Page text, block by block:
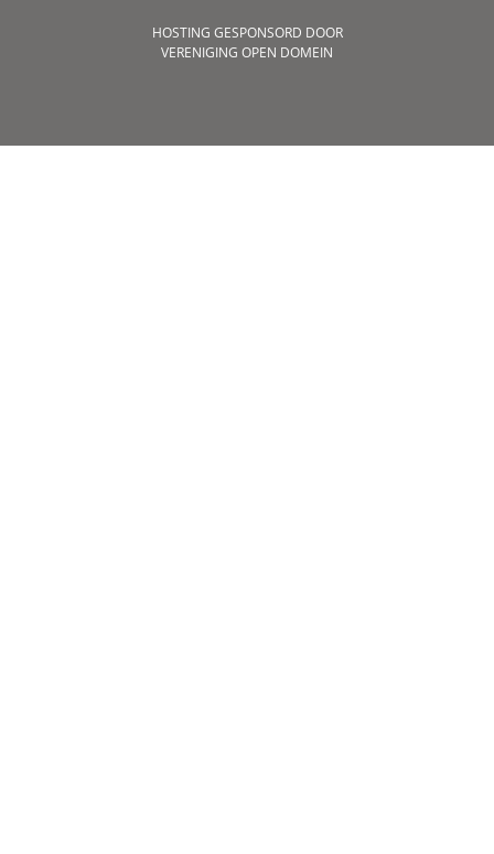
HOSTING GESPONSORD DOOR
VERENIGING OPEN DOMEIN